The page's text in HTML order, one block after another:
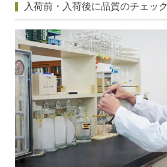
入荷前・入荷後に品質のチェック